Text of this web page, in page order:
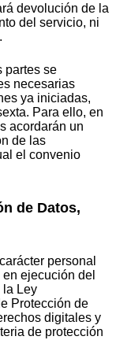
devolución de la
del servicio, ni
partes se
necesarias
ya iniciadas,
Para ello, en
acordarán un
de las
el convenio
de Datos,
personal
ejecución del
la Ley
Protección de
digitales y
de protección